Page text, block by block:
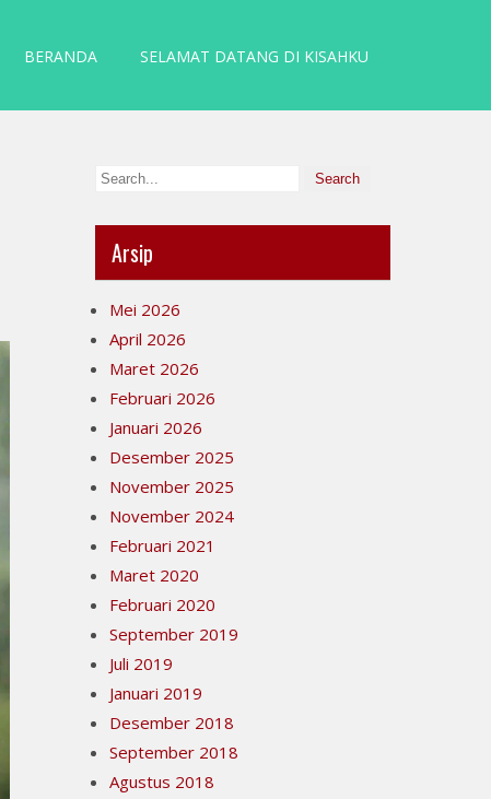
BERANDA SELAMAT DATANG DI KISAHKU
Arsip
Mei 2026
April 2026
Maret 2026
Februari 2026
Januari 2026
Desember 2025
November 2025
November 2024
Februari 2021
Maret 2020
Februari 2020
September 2019
Juli 2019
Januari 2019
Desember 2018
September 2018
Agustus 2018